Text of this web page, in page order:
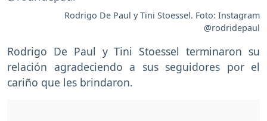
Rodrigo De Paul y Tini Stoessel. Foto: Instagram
@rodridepaul
Rodrigo De Paul y Tini Stoessel terminaron su
relación agradeciendo a sus seguidores por el
cariño que les brindaron.